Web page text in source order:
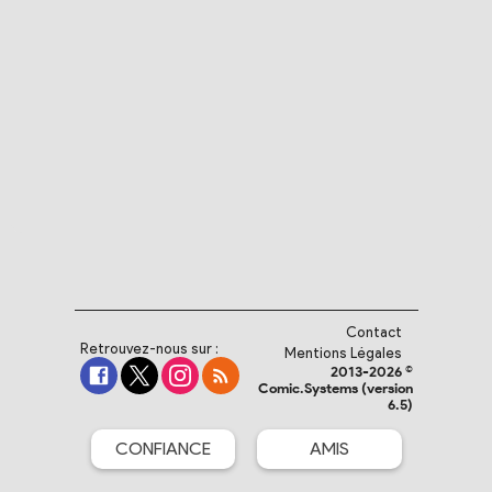
Retrouvez-nous sur :
Contact
Mentions Légales
2013-2026 ©
Comic.Systems (version
6.5)
CONFIANCE AMIS